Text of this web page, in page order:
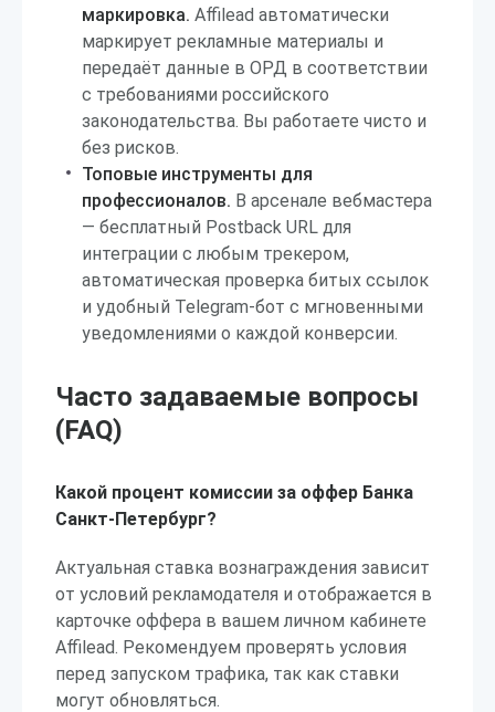
маркировка. Affilead автоматически
маркирует рекламные материалы и
передаёт данные в ОРД в соответствии
с требованиями российского
законодательства. Вы работаете чисто и
без рисков.
Топовые инструменты для
профессионалов. В арсенале вебмастера
— бесплатный Postback URL для
интеграции с любым трекером,
автоматическая проверка битых ссылок
и удобный Telegram-бот с мгновенными
уведомлениями о каждой конверсии.
Часто задаваемые вопросы
(FAQ)
Какой процент комиссии за оффер Банка
Санкт-Петербург?
Актуальная ставка вознаграждения зависит
от условий рекламодателя и отображается в
карточке оффера в вашем личном кабинете
Affilead. Рекомендуем проверять условия
перед запуском трафика, так как ставки
могут обновляться.